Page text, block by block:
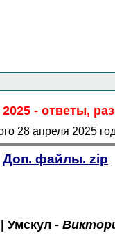
- ответы,
28 апреля 2025
Доп. файлы. zip
Умскул -